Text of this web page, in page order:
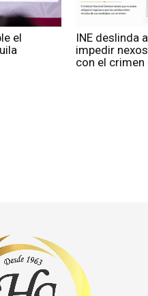
el
INE deslinda
impedir
con el